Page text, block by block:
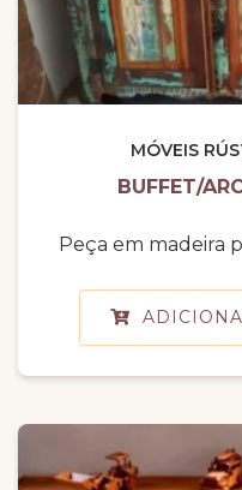
MÓVEIS
BUFFET/
Peça em madeira